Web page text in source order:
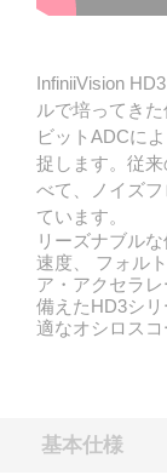
InfiniiVision
ルで培ってき
ビットADCに
捉します。従
べて、ノイズ
ています。
リーズナブル
速度、 フォル
ア・アクセラ
備えたHD3シ
適なオシロスコ
基本仕様